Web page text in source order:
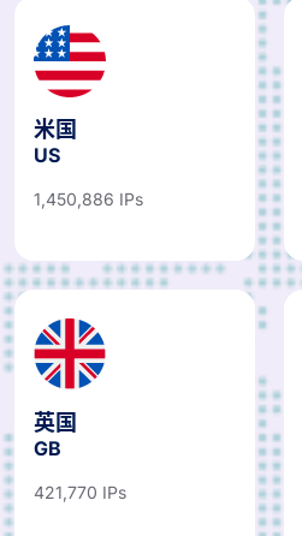
米国
US
1,450,886 IPs
英国
GB
421,770 IPs